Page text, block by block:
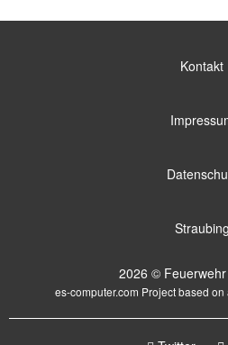
Kontakt
Straubing
2026 ©
es-computer.com Project based